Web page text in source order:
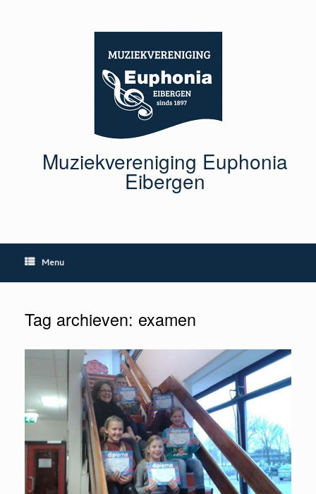
Muziekvereniging Euphonia
Eibergen
Menu
Tag archieven: examen